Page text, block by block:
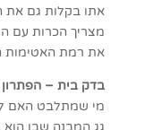
אתו בקלות גם את
מצריך הכרות עם
את רמת האטימות
בדק בית – הפתרון
מי שמתלבט האם